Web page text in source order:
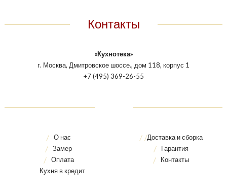
Контакты
«Кухнотека»
г. Москва, Дмитровское шоссе., дом 118, корпус 1
+7 (495) 369-26-55
О нас
Замер
Оплата
Кухня в кредит
Доставка и сборка
Гарантия
Контакты